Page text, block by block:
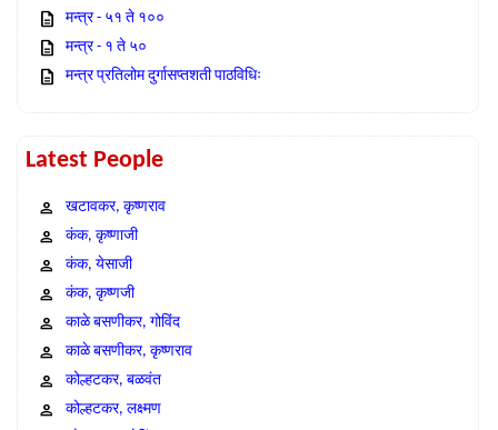
मन्त्र - ५१ ते १००
मन्त्र - १ ते ५०
मन्त्र प्रतिलोम दुर्गासप्तशती पाठविधिः
Latest People
खटावकर, कृष्णराव
कंक, कृष्णाजी
कंक, येसाजी
कंक, कृष्णजी
काळे बसणीकर, गोविंद
काळे बसणीकर, कृष्णराव
कोल्हटकर, बळवंत
कोल्हटकर, लक्ष्मण